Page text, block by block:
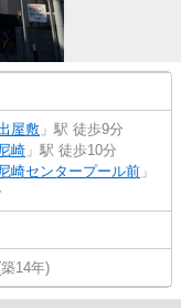
屋敷 」駅 徒歩9分
崎 」駅 徒歩10分
崎センタープール前 」
14年)